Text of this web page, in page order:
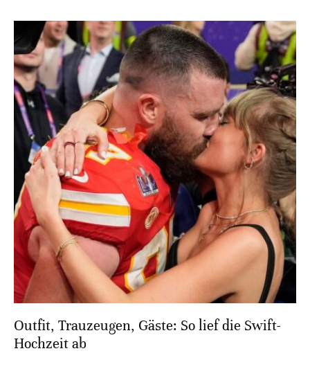
Outfit, Trauzeugen, Gäste: So lief die Swift-
Hochzeit ab